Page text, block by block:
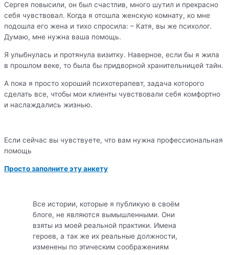
Сергея повысили, он был счастлив, много шутил и прекрасно
себя чувствовал. Когда я отошла женскую комнату, ко мне
подошла его жена и тихо спросила: – Катя, вы же психолог.
Думаю, мне нужна ваша помощь.
Я улыбнулась и протянула визитку. Наверное, если бы я жила
в прошлом веке, то была бы придворной хранительницей тайн.
А пока я просто хороший психотерапевт, задача которого
сделать все, чтобы мои клиенты чувствовали себя комфортно
и наслаждались жизнью.
Если сейчас вы чувствуете, что вам нужна профессиональная
помощь
Просто заполните эту анкету
Все истории, которые я публикую в своём
блоге, не являются вымышленными. Они
взяты из моей реальной практики. Имена
героев, а так же их реальные должности,
изменены по этическим соображениям